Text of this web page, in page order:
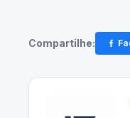
Compartilhe: